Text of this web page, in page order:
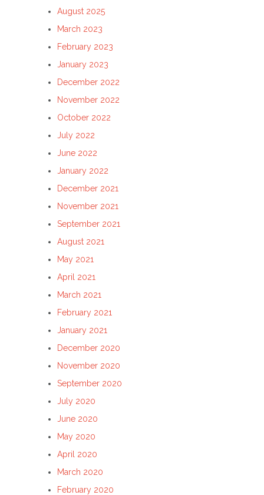
August 2025
March 2023
February 2023
January 2023
December 2022
November 2022
October 2022
July 2022
June 2022
January 2022
December 2021
November 2021
September 2021
August 2021
May 2021
April 2021
March 2021
February 2021
January 2021
December 2020
November 2020
September 2020
July 2020
June 2020
May 2020
April 2020
March 2020
February 2020